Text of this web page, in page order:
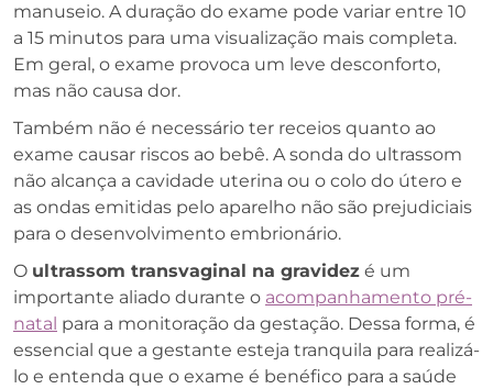
manuseio. A duração do exame pode variar entre 10
a 15 minutos para uma visualização mais completa.
Em geral, o exame provoca um leve desconforto,
mas não causa dor.
Também não é necessário ter receios quanto ao
exame causar riscos ao bebê. A sonda do ultrassom
não alcança a cavidade uterina ou o colo do útero e
as ondas emitidas pelo aparelho não são prejudiciais
para o desenvolvimento embrionário.
O ultrassom transvaginal na gravidez é um
importante aliado durante o acompanhamento pré-
natal para a monitoração da gestação. Dessa forma, é
essencial que a gestante esteja tranquila para realizá-
lo e entenda que o exame é benéfico para a saúde